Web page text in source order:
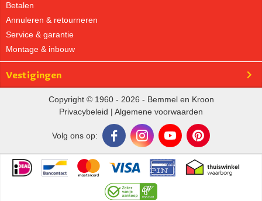
Betalen
Annuleren & retourneren
Service & garantie
Montage & inbouw
Vestigingen
Copyright © 1960 - 2026 - Bemmel en Kroon
Privacybeleid | Algemene voorwaarden
Volg ons op: